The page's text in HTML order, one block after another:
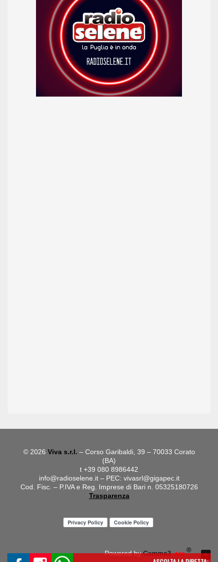
© 2026 Viva s.r.l. – Corso Garibaldi, 39 – 70033 Corato
(BA)
t +39 080 8986442
info@radioselene.it– PEC: vivasrl@gigapec.it
Cod. Fisc. – P.IVA e Reg. Imprese di Bari n. 05325180726
Trasparenza
Powered byComma3 ®